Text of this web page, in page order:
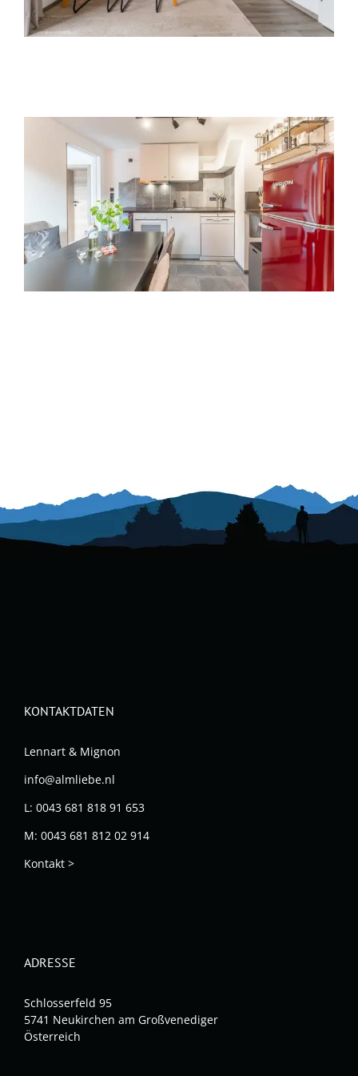
Ferienwohnung Manggeihütte Top 1
(max. 4 pers.)
KONTAKTDATEN
Lennart & Mignon
info@almliebe.nl
L: 0043 681 818 91 653
M: 0043 681 812 02 914
Kontakt >
ADRESSE
Schlosserfeld 95
5741 Neukirchen am Großvenediger
Österreich